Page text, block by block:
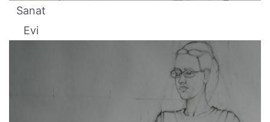
Sanat
Evi